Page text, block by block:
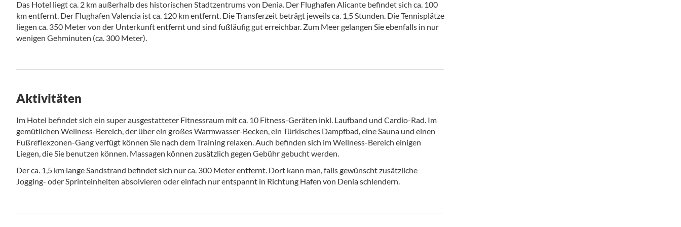
Das Hotel liegt ca. 2 km außerhalb des historischen Stadtzentrums von Denia. Der Flughafen Alicante befindet sich ca. 100
km entfernt. Der Flughafen Valencia ist ca. 120 km entfernt. Die Transferzeit beträgt jeweils ca. 1,5 Stunden. Die Tennisplätze
liegen ca. 350 Meter von der Unterkunft entfernt und sind fußläufig gut erreichbar. Zum Meer gelangen Sie ebenfalls in nur
wenigen Gehminuten (ca. 300 Meter).
Aktivitäten
Im Hotel befindet sich ein super ausgestatteter Fitnessraum mit ca. 10 Fitness-Geräten inkl. Laufband und Cardio-Rad. Im
gemütlichen Wellness-Bereich, der über ein großes Warmwasser-Becken, ein Türkisches Dampfbad, eine Sauna und einen
Fußreflexzonen-Gang verfügt können Sie nach dem Training relaxen. Auch befinden sich im Wellness-Bereich einigen
Liegen, die Sie benutzen können. Massagen können zusätzlich gegen Gebühr gebucht werden.
Der ca. 1,5 km lange Sandstrand befindet sich nur ca. 300 Meter entfernt. Dort kann man, falls gewünscht zusätzliche
Jogging- oder Sprinteinheiten absolvieren oder einfach nur entspannt in Richtung Hafen von Denia schlendern.